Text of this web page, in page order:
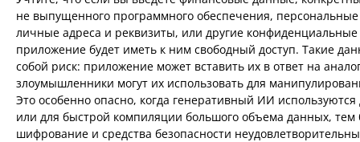
не выпущенного программного обеспечения,
личные адреса и реквизиты, или другие
приложение будет иметь к ним свободный доступ. Такие
собой риск: приложение может вставить их в ответ на
злоумышленники могут их использовать для
Это особенно опасно, когда генеративный ИИ
или для быстрой компиляции большого объема данных, тем
шифрование и средства безопасности